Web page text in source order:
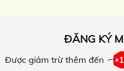
ĐĂNG KÝ
Được giảm trừ thêm đến